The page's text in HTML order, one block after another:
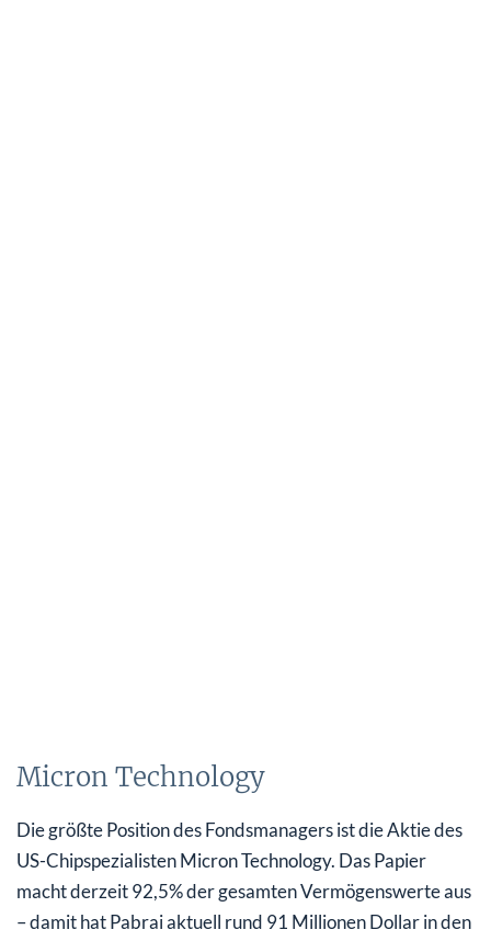
Micron Technology
Die größte Position des Fondsmanagers ist die Aktie des
US-Chipspezialisten Micron Technology. Das Papier
macht derzeit 92,5% der gesamten Vermögenswerte aus
– damit hat Pabrai aktuell rund 91 Millionen Dollar in den